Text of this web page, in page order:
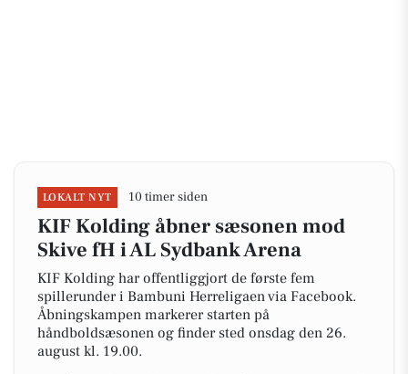
LOKALT NYT 10 timer siden
KIF Kolding åbner sæsonen mod
Skive fH i AL Sydbank Arena
KIF Kolding har offentliggjort de første fem
spillerunder i Bambuni Herreligaen via Facebook.
Åbningskampen markerer starten på
håndboldsæsonen og finder sted onsdag den 26.
august kl. 19.00.